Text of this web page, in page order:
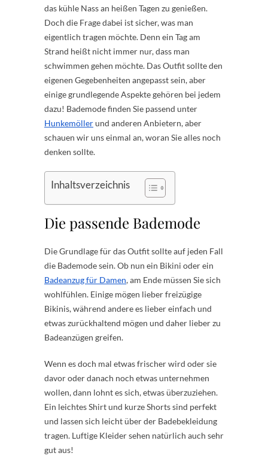
das kühle Nass an heißen Tagen zu genießen.
Doch die Frage dabei ist sicher, was man
eigentlich tragen möchte. Denn ein Tag am
Strand heißt nicht immer nur, dass man
schwimmen gehen möchte. Das Outfit sollte den
eigenen Gegebenheiten angepasst sein, aber
einige grundlegende Aspekte gehören bei jedem
dazu! Bademode finden Sie passend unter
Hunkemöllerund anderen Anbietern, aber
schauen wir uns einmal an, woran Sie alles noch
denken sollte.
Inhaltsverzeichnis
Die passende Bademode
Die Grundlage für das Outfit sollte auf jeden Fall
die Bademode sein. Ob nun ein Bikini oder ein
Badeanzug für Damen, am Ende müssen Sie sich
wohlfühlen. Einige mögen lieber freizügige
Bikinis, während andere es lieber einfach und
etwas zurückhaltend mögen und daher lieber zu
Badeanzügen greifen.
Wenn es doch mal etwas frischer wird oder sie
davor oder danach noch etwas unternehmen
wollen, dann lohnt es sich, etwas überzuziehen.
Ein leichtes Shirt und kurze Shorts sind perfekt
und lassen sich leicht über der Badebekleidung
tragen. Luftige Kleider sehen natürlich auch sehr
gut aus!